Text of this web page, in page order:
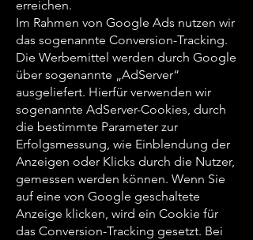
erreichen.
Im Rahmen von Google Ads nutzen wir
das sogenannte Conversion-Tracking.
Die Werbemittel werden durch Google
über sogenannte „AdServer“
ausgeliefert. Hierfür verwenden wir
sogenannte AdServer-Cookies, durch
die bestimmte Parameter zur
Erfolgsmessung, wie Einblendung der
Anzeigen oder Klicks durch die Nutzer,
gemessen werden können. Wenn Sie
auf eine von Google geschaltete
Anzeige klicken, wird ein Cookie für
das Conversion-Tracking gesetzt. Bei